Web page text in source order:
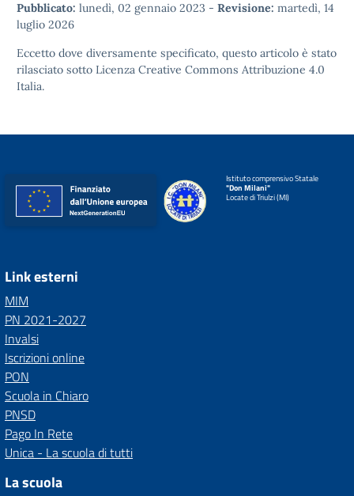
Pubblicato: lunedì, 02 gennaio 2023 - Revisione: martedì, 14
luglio 2026
Eccetto dove diversamente specificato, questo articolo è stato
rilasciato sotto Licenza Creative Commons Attribuzione 4.0
Italia.
Istituto comprensivo Statale
"Don Milani"
Locate di Triulzi (MI)
Link esterni
MIM
PN 2021-2027
Invalsi
Iscrizioni online
PON
Scuola in Chiaro
PNSD
Pago In Rete
Unica - La scuola di tutti
La scuola